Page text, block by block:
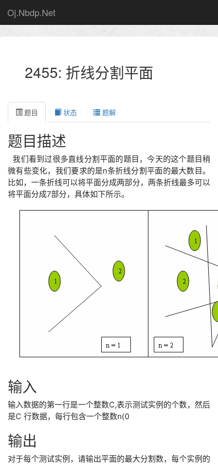
Oj.Nbdp.Net
2455: 折线分割平面
题目 状态 题解
题目描述
我们看到过很多直线分割平面的题目，今天的这个题目稍
微有些变化，我们要求的是n条折线分割平面的最大数目。
比如，一条折线可以将平面分成两部分，两条折线最多可以
将平面分成7部分，具体如下所示。
输入
输入数据的第一行是一个整数C,表示测试实例的个数，然后
是C 行数据，每行包含一个整数n(0
输出
对于每个测试实例，请输出平面的最大分割数，每个实例的